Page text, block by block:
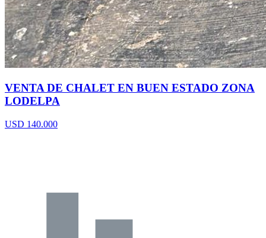
VENTA DE CHALET EN BUEN ESTADO ZONA
LODELPA
USD 140.000